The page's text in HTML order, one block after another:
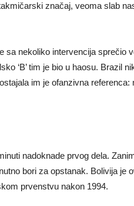
značaj, veoma slab
sa nekoliko intervencija sprečio
‘B’ tim je bio u haosu. Brazil
im je ofanzivna referenca:
nadoknade prvog dela.
bori za opstanak. Bolivija je
prvenstvu nakon 1994.